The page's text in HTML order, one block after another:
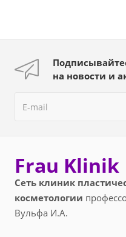
на новости и
Frau Klinik
Сеть клиник
косметологии
Вульфа И.А.